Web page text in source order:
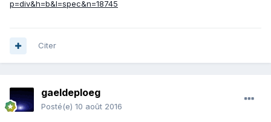
p=div&h=b&l=spec&n=18745
Citer
gaeldeploeg
Posté(e) 10 août 2016